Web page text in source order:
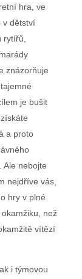
hra, ve
v dětství
znázorňuje
je bušit
a proto
Ale nebojte
nejdříve vás,
hry v plné
než
vítězí
i týmovou